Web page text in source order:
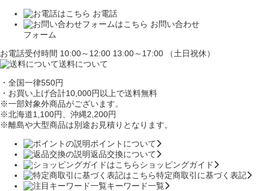
お電話
お問い合わせ
フォーム
お電話受付時間 10:00～12:00 13:00～17:00 （土日祝休）
送料について
・全国一律550円
・お買い上げ合計10,000円 以上で送料無料
※一部対象外商品がございます。
※北海道1,100円
、沖縄2,200円
※離島や大型商品は別途お見積りとなります。
ポイントについて
返品交換について
ショッピングガイド
特定商取引に基づく表記
キーワード一覧